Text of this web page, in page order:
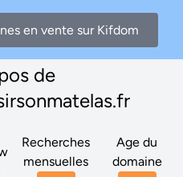
en vente sur Kifdom
de
Recherches
mensuelles
Age du
domaine